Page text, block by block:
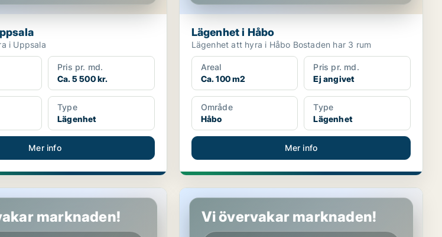
i Uppsala
Pris pr. md.
Ca. 5 500 kr.
Type
Lägenhet
Mer info
Lägenhet i Håbo
Lägenhet att hyra i Håbo Bostaden har 3 rum
Areal
Ca. 100 m2
Pris pr. md.
Ej angivet
Område
Håbo
Type
Lägenhet
Mer info
marknaden!
Hus i Uppsala
Vi övervakar marknaden!